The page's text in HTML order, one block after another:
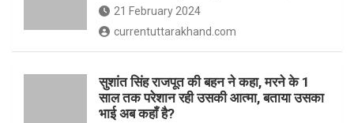
21 February 2024
currentuttarakhand.com
सुशांत सिंह राजपूत की बहन ने कहा, मरने के 1
साल तक परेशान रही उसकी आत्मा, बताया उसका
भाई अब कहाँ है?